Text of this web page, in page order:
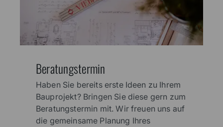
Beratungstermin
Haben Sie bereits erste Ideen zu Ihrem
Bauprojekt? Bringen Sie diese gern zum
Beratungstermin mit. Wir freuen uns auf
die gemeinsame Planung Ihres